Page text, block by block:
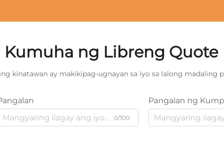
Kumuha ng Libreng Quote
kinatawan ay makikipag-ugnayan sa iyo sa lalong madaling
0/100
Pangalan ng